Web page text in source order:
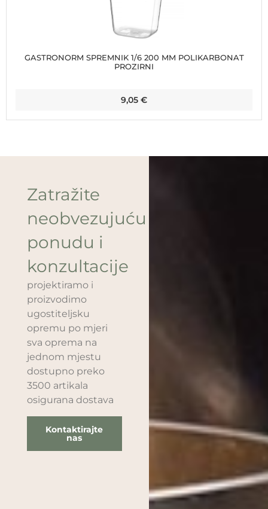
GASTRONORM SPREMNIK 1/6 200 MM POLIKARBONAT
PROZIRNI
9,05 €
Zatražite
neobvezujuću
ponudu i
konzultacije
projektiramo i
proizvodimo
ugostiteljsku
opremu po mjeri
sva oprema na
jednom mjestu
dostupno preko
3500 artikala
osigurana dostava
Kontaktirajte
nas